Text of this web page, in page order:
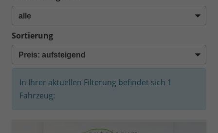
Sortierung
In Ihrer aktuellen Filterung befindet sich 1
Fahrzeug: